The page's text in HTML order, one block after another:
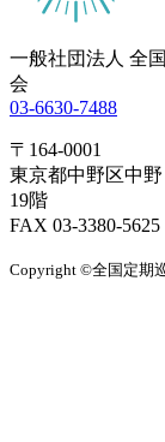
一般社団法人 全
会
03-6630-7488
〒164-0001
東京都中野区中
19階
FAX 03-3380-
Copyright ©全国定期